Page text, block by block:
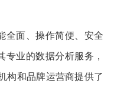
全面、操作简便、安全
业的数据分析服务，
构和品牌运营商提供了